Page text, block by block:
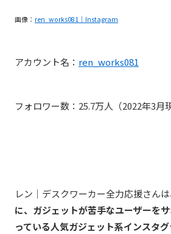
画像： ren_works081｜Instagram
アカウント名： ren_works081
フォロワー数：25.7万人（2022年3月
レン｜デスクワーカー全力応援さんは
に、ガジェットが苦手なユーザーを
っている人気ガジェット系インスタ